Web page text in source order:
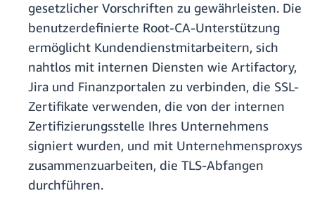
gesetzlicher Vorschriften zu gewährleisten. Die
benutzerdefinierte Root-CA-Unterstützung
ermöglicht Kundendienstmitarbeitern, sich
nahtlos mit internen Diensten wie Artifactory,
Jira und Finanzportalen zu verbinden, die SSL-
Zertifikate verwenden, die von der internen
Zertifizierungsstelle Ihres Unternehmens
signiert wurden, und mit Unternehmensproxys
zusammenzuarbeiten, die TLS-Abfangen
durchführen.